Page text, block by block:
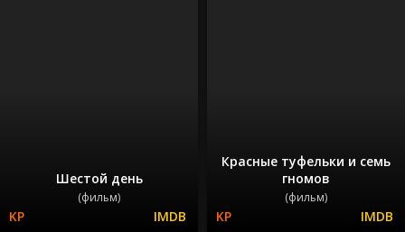
Шестой день
(фильм)
Красные туфельки и семь
гномов
(фильм)